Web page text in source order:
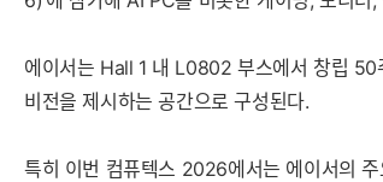
에이서는 Hall 1 내 L0802 부스에서 창립 50
비전을 제시하는 공간으로 구성된다.
특히 이번 컴퓨텍스 2026에서는 에이서의